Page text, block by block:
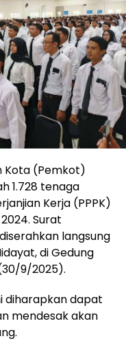
Kota (Pemkot)
1.728 tenaga
Kerja (PPPK)
Surat
langsung
di Gedung
9/2025).
diharapkan dapat
mendesak akan